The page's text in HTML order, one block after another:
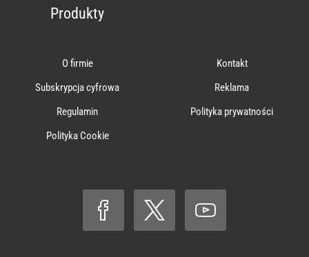
Produkty
O firmie
Kontakt
Subskrypcja cyfrowa
Reklama
Regulamin
Polityka prywatności
Polityka Cookie